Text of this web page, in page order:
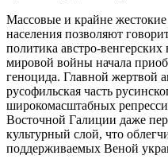
Массовые и крайне
населения позволяют
политика австро-
мировой войны начала
геноцида. Главной жертвой
русофильская часть
широкомасштабных
Восточной Галиции даже
культурный слой, что
поддерживаемых Веной